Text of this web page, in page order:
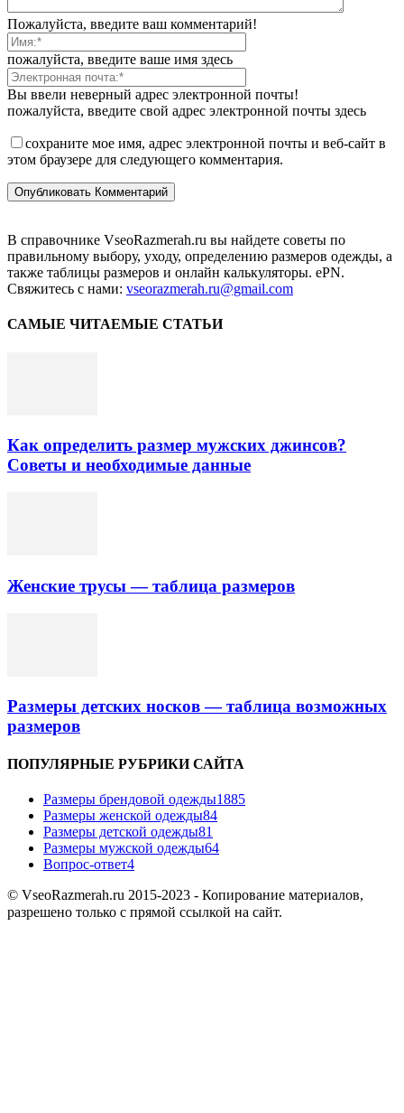
Пожалуйста, введите ваш комментарий!
пожалуйста, введите ваше имя здесь
Вы ввели неверный адрес электронной почты!
пожалуйста, введите свой адрес электронной почты здесь
сохраните мое имя, адрес электронной почты и веб-сайт в
этом браузере для следующего комментария.
В справочнике VseoRazmerah.ru вы найдете советы по
правильному выбору, уходу, определению размеров одежды, а
также таблицы размеров и онлайн калькуляторы. ePN.
Свяжитесь с нами: vseorazmerah.ru@gmail.com
САМЫЕ ЧИТАЕМЫЕ СТАТЬИ
Как определить размер мужских джинсов?
Советы и необходимые данные
Женские трусы — таблица размеров
Размеры детских носков — таблица возможных
размеров
ПОПУЛЯРНЫЕ РУБРИКИ САЙТА
Размеры брендовой одежды1885
Размеры женской одежды84
Размеры детской одежды81
Размеры мужской одежды64
Вопрос-ответ4
© VseoRazmerah.ru 2015-2023 - Копирование материалов,
разрешено только с прямой ссылкой на сайт.